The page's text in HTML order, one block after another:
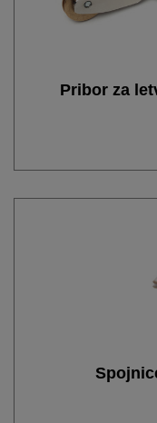
Pribor za